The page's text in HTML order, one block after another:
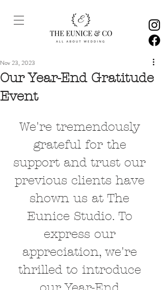
Our Year-End Gratitude
Event
Nov 23, 2023
We're tremendously
grateful for the
support and trust our
previous clients have
shown us at The
Eunice Studio. To
express our
appreciation, we're
thrilled to introduce